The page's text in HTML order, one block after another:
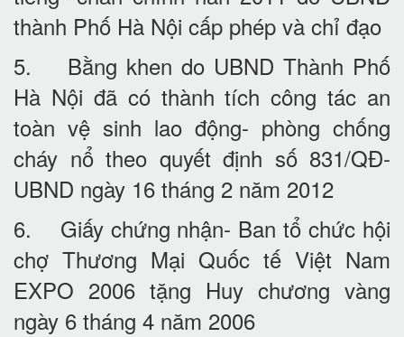
thành Phố Hà Nội cấp phép và chỉ đạo
5. Bằng khen do UBND Thành Phố
Hà Nội đã có thành tích công tác an
toàn vệ sinh lao động- phòng chống
cháy nổ theo quyết định số 831/QĐ-
UBND ngày 16 tháng 2 năm 2012
6. Giấy chứng nhận- Ban tổ chức hội
chợ Thương Mại Quốc tế Việt Nam
EXPO 2006 tặng Huy chương vàng
ngày 6 tháng 4 năm 2006